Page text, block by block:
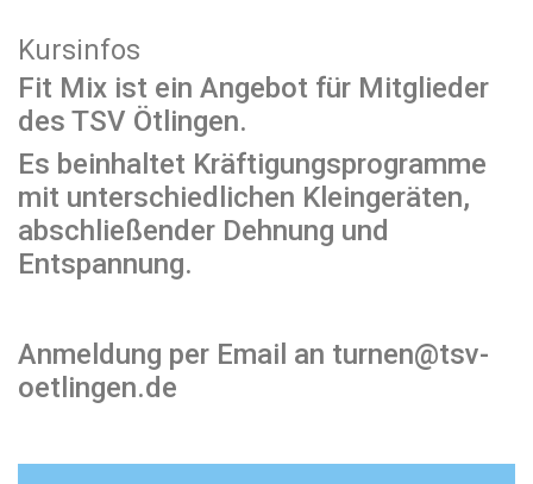
Kursinfos
Fit Mix ist ein Angebot für Mitglieder
des TSV Ötlingen.
Es beinhaltet Kräftigungsprogramme
mit unterschiedlichen Kleingeräten,
abschließender Dehnung und
Entspannung.
Anmeldung per Email an turnen@tsv-
oetlingen.de